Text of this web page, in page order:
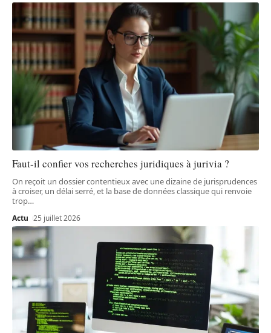
Faut-il confier vos recherches juridiques à jurivia ?
On reçoit un dossier contentieux avec une dizaine de jurisprudences
à croiser, un délai serré, et la base de données classique qui renvoie
trop…
Actu 25 juillet 2026